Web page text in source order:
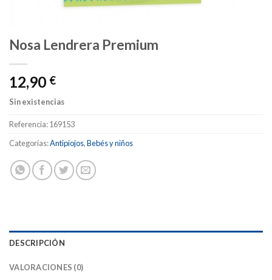
Nosa Lendrera Premium
12,90 €
Sin existencias
Referencia:169153
Categorías:Antipiojos,Bebés y niños
DESCRIPCIÓN
VALORACIONES (0)